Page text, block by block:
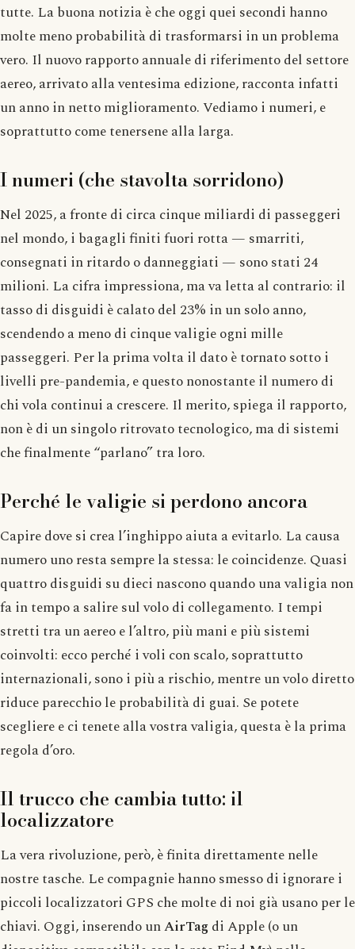
tutte. La buona notizia è che oggi quei secondi hanno
molte meno probabilità di trasformarsi in un problema
vero. Il nuovo rapporto annuale di riferimento del settore
aereo, arrivato alla ventesima edizione, racconta infatti
un anno in netto miglioramento. Vediamo i numeri, e
soprattutto come tenersene alla larga.
I numeri (che stavolta sorridono)
Nel 2025, a fronte di circa cinque miliardi di passeggeri
nel mondo, i bagagli finiti fuori rotta — smarriti,
consegnati in ritardo o danneggiati — sono stati 24
milioni. La cifra impressiona, ma va letta al contrario: il
tasso di disguidi è calato del 23% in un solo anno,
scendendo a meno di cinque valigie ogni mille
passeggeri. Per la prima volta il dato è tornato sotto i
livelli pre-pandemia, e questo nonostante il numero di
chi vola continui a crescere. Il merito, spiega il rapporto,
non è di un singolo ritrovato tecnologico, ma di sistemi
che finalmente “parlano” tra loro.
Perché le valigie si perdono ancora
Capire dove si crea l’inghippo aiuta a evitarlo. La causa
numero uno resta sempre la stessa: le coincidenze. Quasi
quattro disguidi su dieci nascono quando una valigia non
fa in tempo a salire sul volo di collegamento. I tempi
stretti tra un aereo e l’altro, più mani e più sistemi
coinvolti: ecco perché i voli con scalo, soprattutto
internazionali, sono i più a rischio, mentre un volo diretto
riduce parecchio le probabilità di guai. Se potete
scegliere e ci tenete alla vostra valigia, questa è la prima
regola d’oro.
Il trucco che cambia tutto: il
localizzatore
La vera rivoluzione, però, è finita direttamente nelle
nostre tasche. Le compagnie hanno smesso di ignorare i
piccoli localizzatori GPS che molte di noi già usano per le
chiavi. Oggi, inserendo unAirTagdi Apple (o un